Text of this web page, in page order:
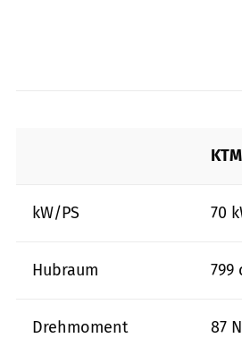
kW/PS 70
Hubraum 799
Drehmoment 87